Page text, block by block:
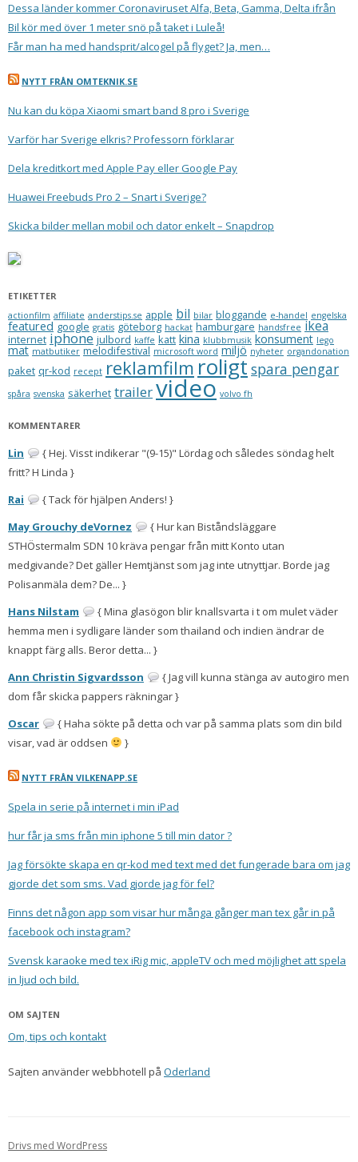
Dessa länder kommer Coronaviruset Alfa, Beta, Gamma, Delta ifrån
Bil kör med över 1 meter snö på taket i Luleå!
Får man ha med handsprit/alcogel på flyget? Ja, men…
NYTT FRÅN OMTEKNIK.SE
Nu kan du köpa Xiaomi smart band 8 pro i Sverige
Varför har Sverige elkris? Professorn förklarar
Dela kreditkort med Apple Pay eller Google Pay
Huawei Freebuds Pro 2 – Snart i Sverige?
Skicka bilder mellan mobil och dator enkelt – Snapdrop
ETIKETTER
actionfilm affiliate anderstips.se apple bil bilar bloggande e-handel engelska
featured google gratis göteborg hackat hamburgare handsfree ikea
internet iphone julbord kaffe katt kina klubbmusik konsument lego
mat matbutiker melodifestival microsoft word miljö nyheter organdonation
paket qr-kod recept reklamfilm roligt spara pengar
spåra svenska säkerhet trailervideo volvo fh
KOMMENTARER
Lin
{ Hej. Visst indikerar "(9-15)" Lördag och således söndag helt
fritt? H Linda }
Rai
{ Tack för hjälpen Anders! }
May Grouchy deVornez
{ Hur kan Biståndsläggare
STHÖstermalm SDN 10 kräva pengar från mitt Konto utan
medgivande? Det gäller Hemtjänst som jag inte utnyttjar. Borde jag
Polisanmäla dem? De... }
Hans Nilstam
{ Mina glasögon blir knallsvarta i t om mulet väder
hemma men i sydligare länder som thailand och indien ändrar de
knappt färg alls. Beror detta... }
Ann Christin Sigvardsson
{ Jag vill kunna stänga av autogiro men
dom får skicka pappers räkningar }
Oscar
{ Haha sökte på detta och var på samma plats som din bild
visar, vad är oddsen
}
NYTT FRÅN VILKENAPP.SE
Spela in serie på internet i min iPad
hur får ja sms från min iphone 5 till min dator ?
Jag försökte skapa en qr-kod med text med det fungerade bara om jag
gjorde det som sms. Vad gjorde jag för fel?
Finns det någon app som visar hur många gånger man tex går in på
facebook och instagram?
Svensk karaoke med tex iRig mic, appleTV och med möjlighet att spela
in ljud och bild.
OM SAJTEN
Om, tips och kontakt
Sajten använder webbhotell på Oderland
Drivs med WordPress